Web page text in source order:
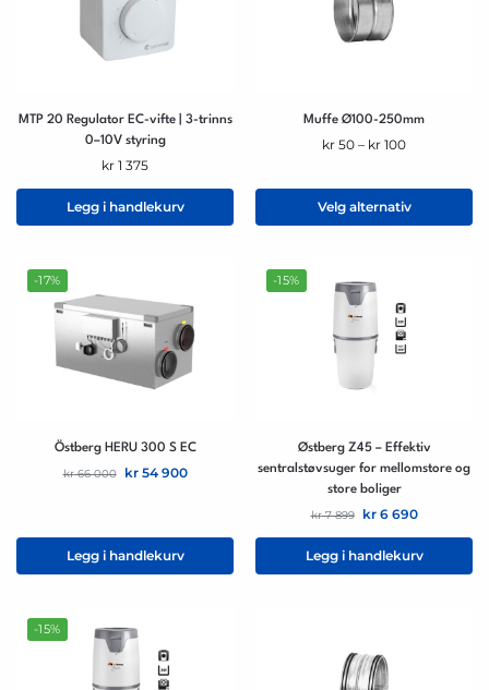
MTP 20 Regulator EC-vifte | 3-trinns
0–10V styring
kr 1 375
Legg i handlekurv
Muffe Ø100-250mm
kr 50 – kr 100
Velg alternativ
-17%
Östberg HERU 300 S EC
kr66 000 kr54 900
Legg i handlekurv
-15%
Østberg Z45 – Effektiv
sentralstøvsuger for mellomstore og
store boliger
kr7 899 kr6 690
Legg i handlekurv
-15%